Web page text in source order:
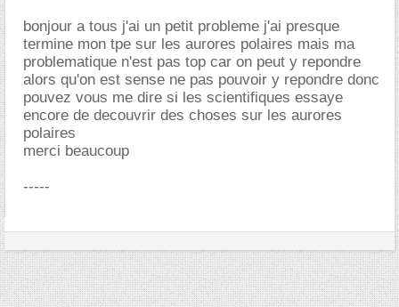
bonjour a tous j'ai un petit probleme j'ai presque
termine mon tpe sur les aurores polaires mais ma
problematique n'est pas top car on peut y repondre
alors qu'on est sense ne pas pouvoir y repondre donc
pouvez vous me dire si les scientifiques essaye
encore de decouvrir des choses sur les aurores
polaires
merci beaucoup
-----